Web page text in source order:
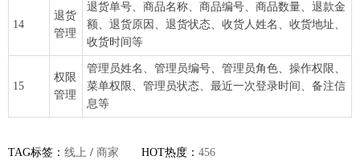
14
退货
管理
退货单号、商品名称、商品编号、商品数量、退款金
额、退货原因、退货状态、收货人姓名、收货地址、
收货时间等
15
权限
管理
管理员姓名、管理员编号、管理员角色、操作权限、
菜单权限、管理员状态、最近一次登录时间、备注信
息等
TAG标签： 线上 / 商家 HOT热度： 456